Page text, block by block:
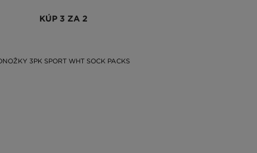
KÚP 3 ZA 2
3PK SPORT WHT SOCK PACKS